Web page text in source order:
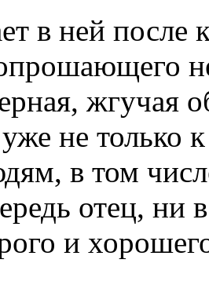
в ней после
жгучая
уже не
в том
отец, ни
и